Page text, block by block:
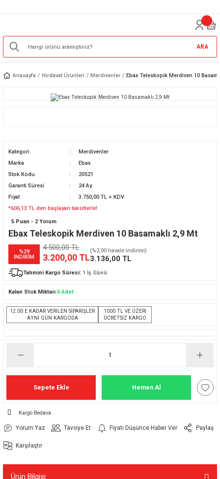
ARA
Anasayfa Hırdavat Ürünleri Merdivenler Ebax Teleskopik Merdiven 10
Kategori
Merdivenler
Marka
Ebax
Stok Kodu
20521
Garanti Süresi
24 Ay
Fiyat
3.750,00 TL + KDV
*606,13 TL den başlayan taksitlerle!
5 Puan - 2 Yorum
Ebax Teleskopik Merdiven 10 Basamaklı 2,9 Mt
%29
İNDİRİM
4.500,00 TL
3.200,00 TL
(%2,00 havale indirimi)
3.136,00 TL
Tahmini Kargo Süresi: 1 İş Günü
Kalan Stok Miktarı:6 Adet
12.00 E KADAR VERİLEN SİPARİŞLER
AYNI GÜN KARGODA
1000 TL VE ÜZERİ
ÜCRETSİZ KARGO
Sepete Ekle Hemen Al
Kargo Bedava
Yorum Yaz Tavsiye Et Fiyatı Düşünce Haber Ver Paylaş
Karşılaştır
Ürün Bilgisi